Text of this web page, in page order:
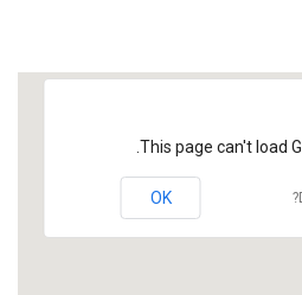
This page can't load
OK